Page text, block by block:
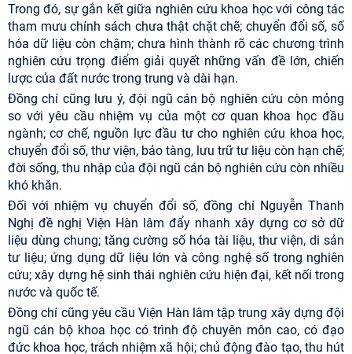
Trong đó, sự gắn kết giữa nghiên cứu khoa học với công tác
tham mưu chính sách chưa thật chặt chẽ; chuyển đổi số, số
hóa dữ liệu còn chậm; chưa hình thành rõ các chương trình
nghiên cứu trọng điểm giải quyết những vấn đề lớn, chiến
lược của đất nước trong trung và dài hạn.
Đồng chí cũng lưu ý, đội ngũ cán bộ nghiên cứu còn mỏng
so với yêu cầu nhiệm vụ của một cơ quan khoa học đầu
ngành; cơ chế, nguồn lực đầu tư cho nghiên cứu khoa học,
chuyển đổi số, thư viện, bảo tàng, lưu trữ tư liệu còn hạn chế;
đời sống, thu nhập của đội ngũ cán bộ nghiên cứu còn nhiều
khó khăn.
Đối với nhiệm vụ chuyển đổi số, đồng chí Nguyễn Thanh
Nghị đề nghị Viện Hàn lâm đẩy nhanh xây dựng cơ sở dữ
liệu dùng chung; tăng cường số hóa tài liệu, thư viện, di sản
tư liệu; ứng dụng dữ liệu lớn và công nghệ số trong nghiên
cứu; xây dựng hệ sinh thái nghiên cứu hiện đại, kết nối trong
nước và quốc tế.
Đồng chí cũng yêu cầu Viện Hàn lâm tập trung xây dựng đội
ngũ cán bộ khoa học có trình độ chuyên môn cao, có đạo
đức khoa học, trách nhiệm xã hội; chủ động đào tạo, thu hút